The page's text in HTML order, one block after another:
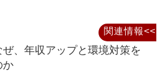
ぜ、年収アップと環境対策を
か
関連情報<<